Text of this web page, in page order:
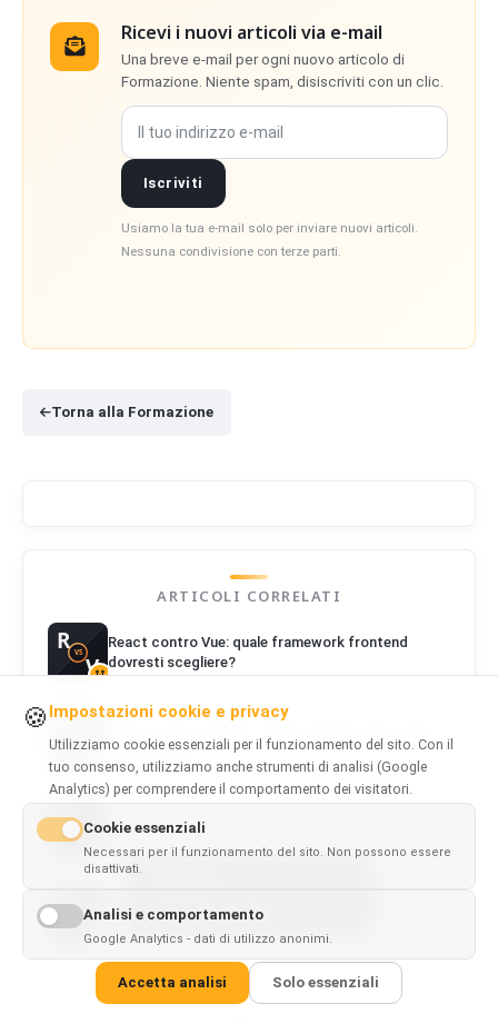
Ricevi i nuovi articoli via e-mail
Una breve e-mail per ogni nuovo articolo di
Formazione. Niente spam, disiscriviti con un clic.
Il tuo indirizzo e-mail
Iscriviti
Usiamo la tua e-mail solo per inviare nuovi articoli.
Nessuna condivisione con terze parti.
Torna alla Formazione
ARTICOLI CORRELATI
React contro Vue: quale framework frontend
dovresti scegliere?
web moderne?
React contro Svelte: quale dovresti usare nel 2026?
Next.js contro Nuxt: React o Vue per il frontend
full-stack?
available inEnglish
🍪 Impostazioni cookie e privacy
Utilizziamo cookie essenziali per il funzionamento del sito. Con il
tuo consenso, utilizziamo anche strumenti di analisi (Google
Analytics) per comprendere il comportamento dei visitatori.
Cookie essenziali
Necessari per il funzionamento del sito. Non possono essere
disattivati.
Analisi e comportamento
Google Analytics - dati di utilizzo anonimi.
Accetta analisi Solo essenziali